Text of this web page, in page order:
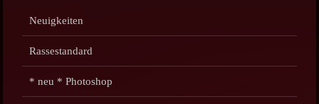
Neuigkeiten
Rassestandard
* neu * Photoshop